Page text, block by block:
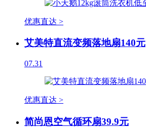
优惠直达 >
艾美特直流变频落地扇140元
07.31
优惠直达 >
简尚恩空气循环扇39.9元